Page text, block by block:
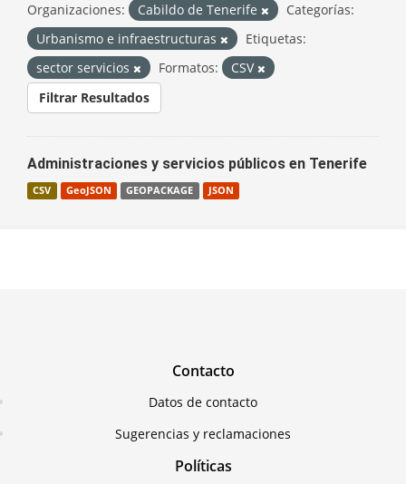
Organizaciones: Cabildo de Tenerife
Categorías:
Urbanismo e infraestructuras
Etiquetas:
sector servicios
Formatos:
CSV
Filtrar Resultados
Administraciones y servicios públicos en Tenerife
CSV GeoJSON GEOPACKAGE JSON
Contacto
Datos de contacto
Sugerencias y reclamaciones
Políticas